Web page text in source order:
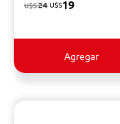
U$S24 U$S19
Agregar